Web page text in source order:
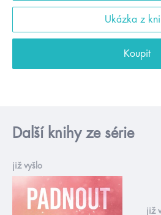
Ukázka z
Koupit
Další knihy ze série
již vyšlo
již